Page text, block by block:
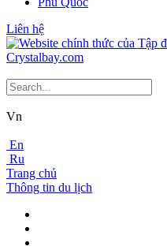
Liên hệ
Vn
En
Ru
Trang chủ
Thông tin du lịch